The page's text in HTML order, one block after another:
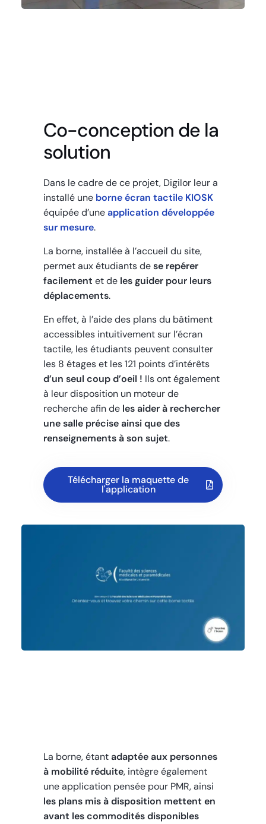
Co-conception de la
solution
Dans le cadre de ce projet, Digilor leur a
installé une borne écran tactile KIOSK
équipée d’uneapplication développée
sur mesure.
La borne, installée à l’accueil du site,
permet aux étudiants dese repérer
facilement et de les guider pour leurs
déplacements.
En effet, à l’aide des plans du bâtiment
accessibles intuitivement sur l’écran
tactile, les étudiants peuvent consulter
les 8 étages et les 121 points d’intérêts
d’un seul coup d’oeil ! Ils ont également
à leur disposition un moteur de
recherche afin de les aider à rechercher
une salle précise ainsi que des
renseignements à son sujet.
Télécharger la maquette de
l'application
La borne, étantadaptée aux personnes
à mobilité réduite, intègre également
une application pensée pour PMR, ainsi
les plans mis à disposition mettent en
avant les commodités disponibles